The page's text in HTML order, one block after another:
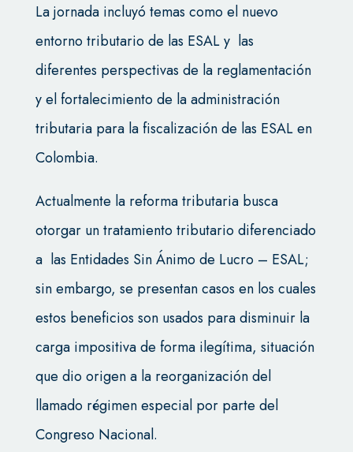
La jornada incluyó temas como el nuevo
entorno tributario de las ESAL y las
diferentes perspectivas de la reglamentación
y el fortalecimiento de la administración
tributaria para la fiscalización de las ESAL en
Colombia.
Actualmente la reforma tributaria busca
otorgar un tratamiento tributario diferenciado
a las Entidades Sin Ánimo de Lucro – ESAL;
sin embargo, se presentan casos en los cuales
estos beneficios son usados para disminuir la
carga impositiva de forma ilegítima, situación
que dio origen a la reorganización del
llamado régimen especial por parte del
Congreso Nacional.